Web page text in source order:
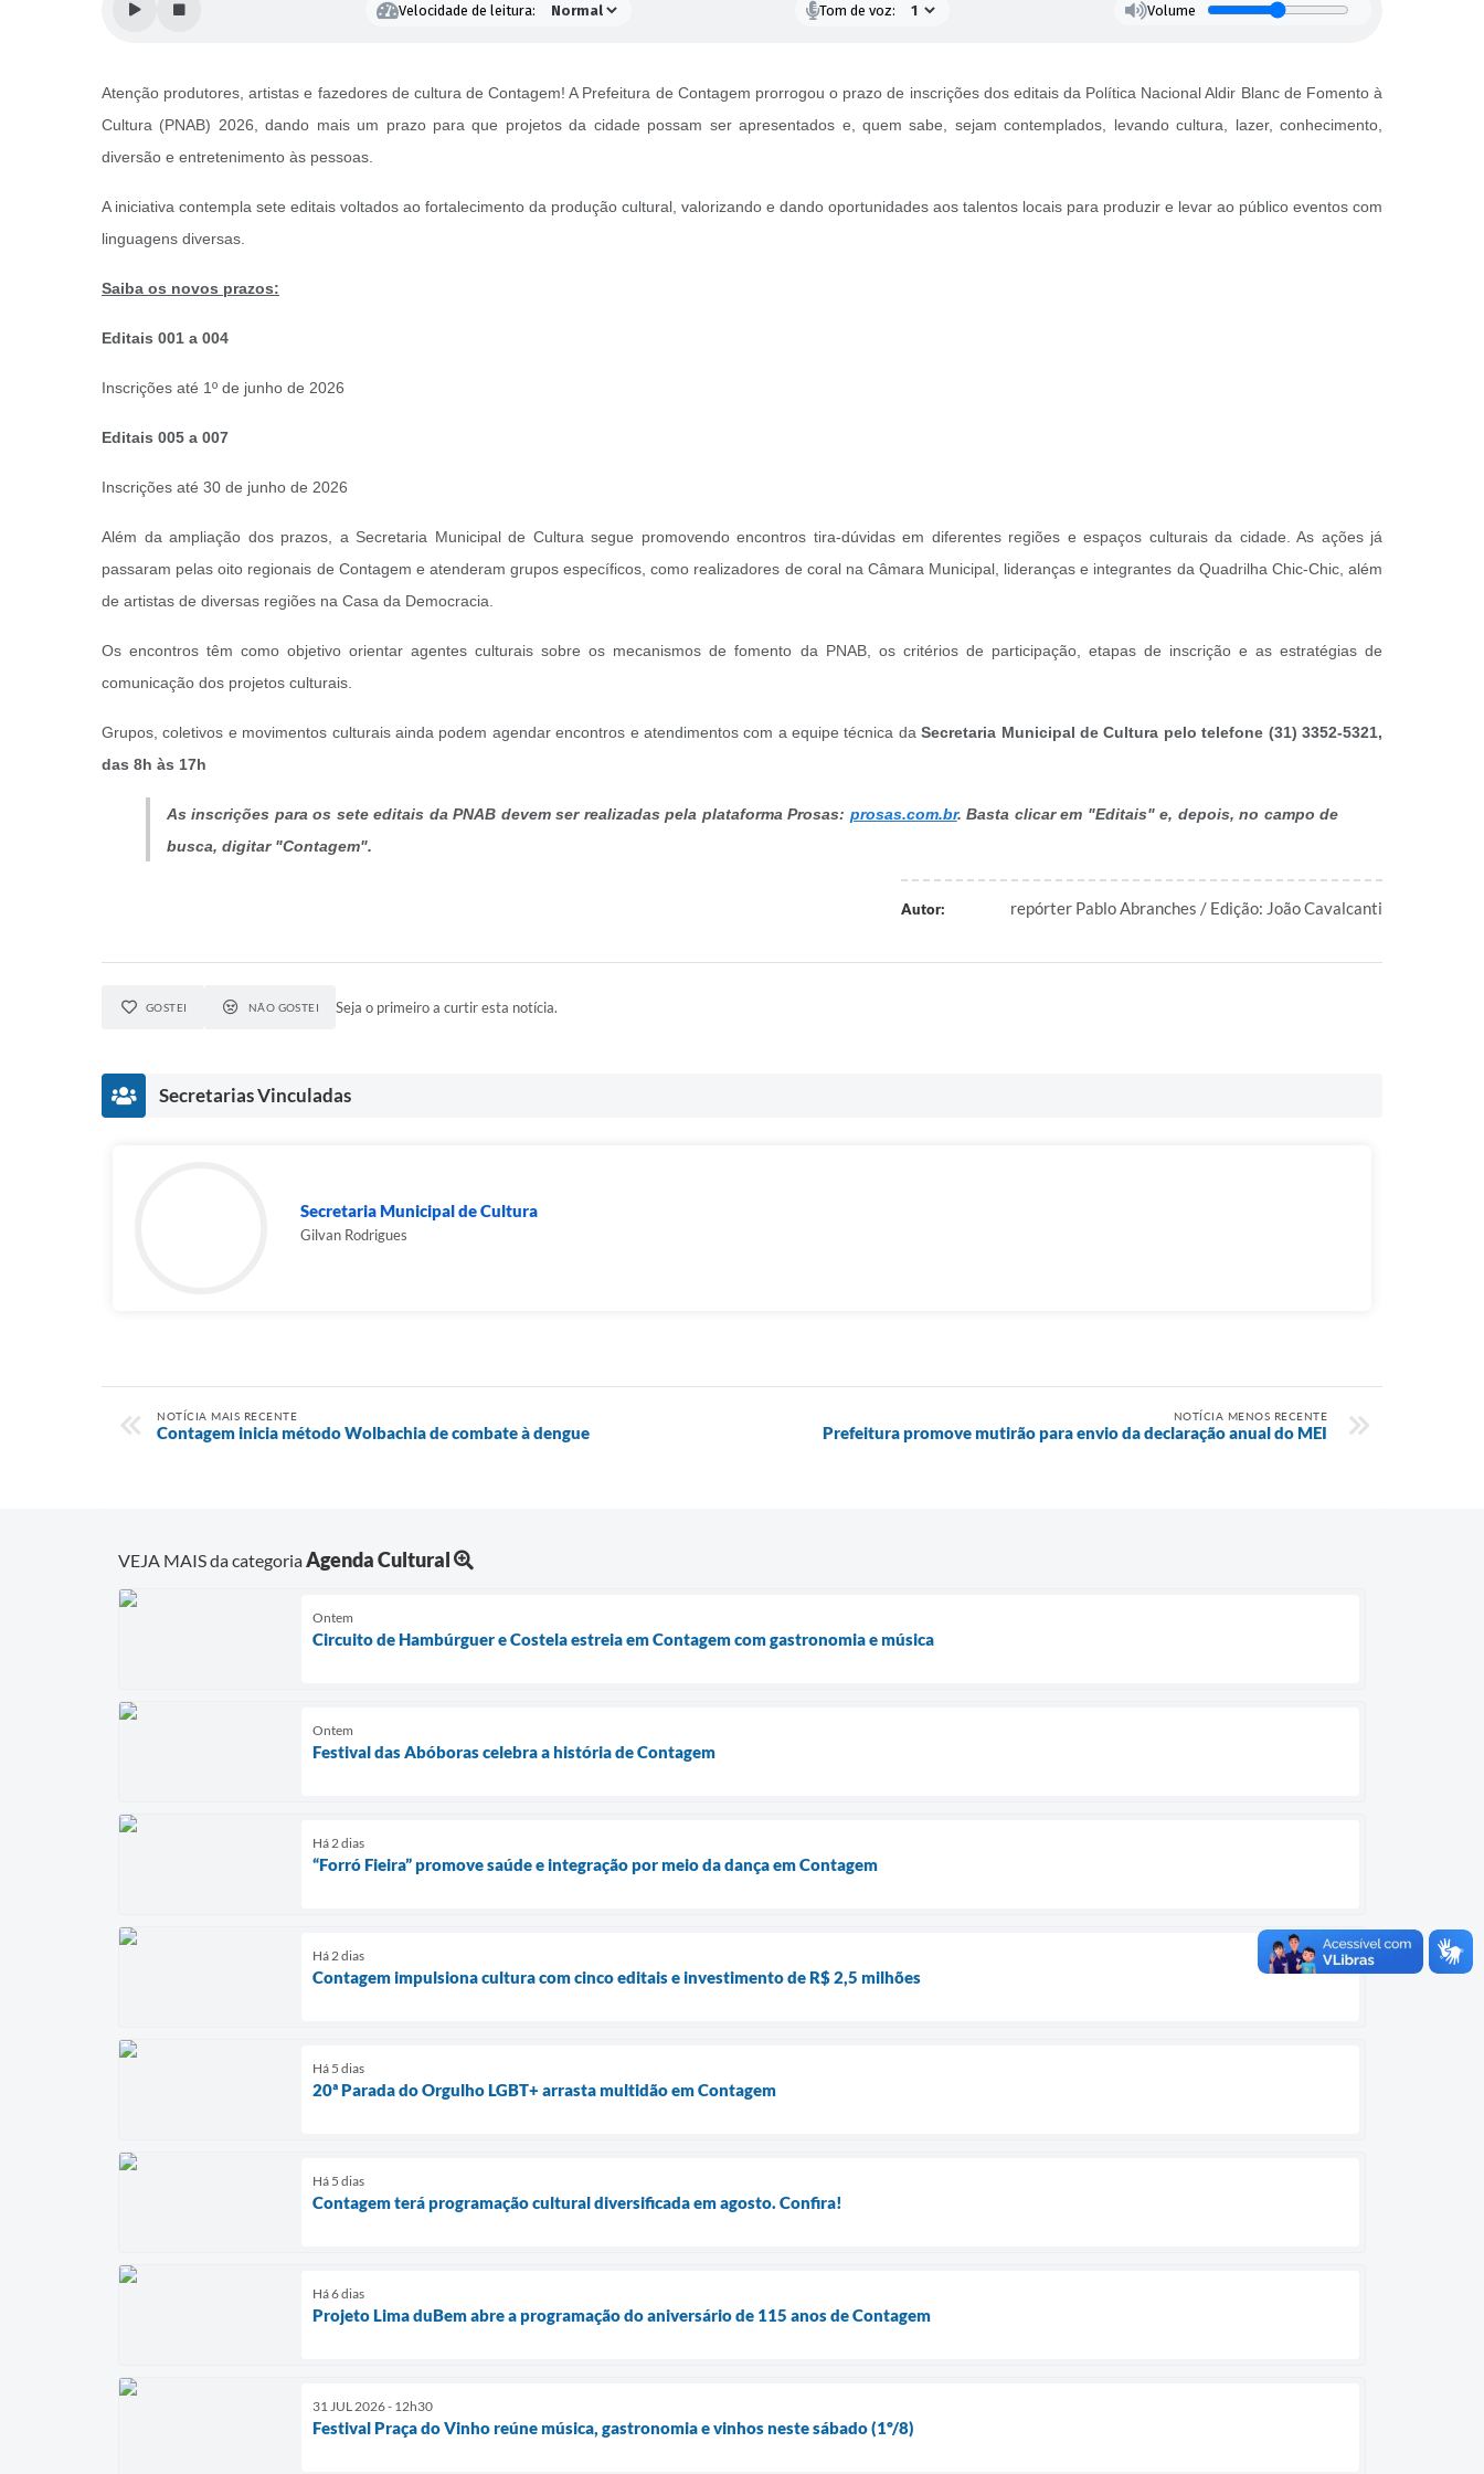
Velocidade de leitura: Tom de voz: Volume
Atenção produtores, artistas e fazedores de cultura de Contagem! A Prefeitura de Contagem prorrogou o prazo de inscrições dos editais da Política Nacional Aldir Blanc de Fomento à
Cultura (PNAB) 2026, dando mais um prazo para que projetos da cidade possam ser apresentados e, quem sabe, sejam contemplados, levando cultura, lazer, conhecimento,
diversão e entretenimento às pessoas.
A iniciativa contempla sete editais voltados ao fortalecimento da produção cultural, valorizando e dando oportunidades aos talentos locais para produzir e levar ao público eventos com
linguagens diversas.
Saiba os novos prazos:
Editais 001 a 004
Inscrições até 1º de junho de 2026
Editais 005 a 007
Inscrições até 30 de junho de 2026
Além da ampliação dos prazos, a Secretaria Municipal de Cultura segue promovendo encontros tira-dúvidas em diferentes regiões e espaços culturais da cidade. As ações já
passaram pelas oito regionais de Contagem e atenderam grupos específicos, como realizadores de coral na Câmara Municipal, lideranças e integrantes da Quadrilha Chic-Chic, além
de artistas de diversas regiões na Casa da Democracia.
Os encontros têm como objetivo orientar agentes culturais sobre os mecanismos de fomento da PNAB, os critérios de participação, etapas de inscrição e as estratégias de
comunicação dos projetos culturais.
Grupos, coletivos e movimentos culturais ainda podem agendar encontros e atendimentos com a equipe técnica daSecretaria Municipal de Cultura pelo telefone (31) 3352-5321,
das 8h às 17h
As inscrições para os sete editais da PNAB devem ser realizadas pela plataforma Prosas: prosas.com.br. Basta clicar em "Editais" e, depois, no campo de
busca, digitar "Contagem".
Autor: repórter Pablo Abranches / Edição: João Cavalcanti
GOSTEI NÃO GOSTEI Seja o primeiro a curtir esta notícia.
Secretarias Vinculadas
Secretaria Municipal de Cultura
Gilvan Rodrigues
NOTÍCIA MAIS RECENTE
Contagem inicia método Wolbachia de combate à dengue
NOTÍCIA MENOS RECENTE
Prefeitura promove mutirão para envio da declaração anual do MEI
VEJA MAIS da categoriaAgenda Cultural
Ontem
Circuito de Hambúrguer e Costela estreia em Contagem com gastronomia e música
Ontem
Festival das Abóboras celebra a história de Contagem
Há 2 dias
“Forró Fieira” promove saúde e integração por meio da dança em Contagem
Há 2 dias
Contagem impulsiona cultura com cinco editais e investimento de R$ 2,5 milhões
Há 5 dias
20ª Parada do Orgulho LGBT+ arrasta multidão em Contagem
Há 5 dias
Contagem terá programação cultural diversificada em agosto. Confira!
Há 6 dias
Projeto Lima duBem abre a programação do aniversário de 115 anos de Contagem
31 JUL 2026 - 12h30
Festival Praça do Vinho reúne música, gastronomia e vinhos neste sábado (1º/8)